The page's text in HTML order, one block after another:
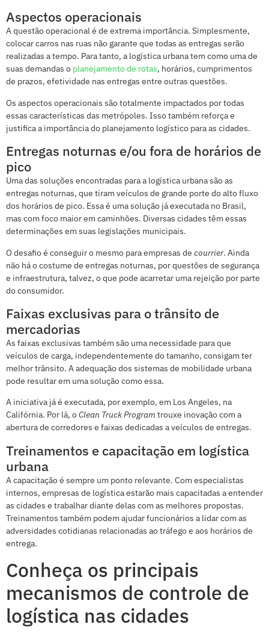
Aspectos operacionais
A questão operacional é de extrema importância. Simplesmente,
colocar carros nas ruas não garante que todas as entregas serão
realizadas a tempo. Para tanto, a logística urbana tem como uma de
suas demandas o planejamento de rotas, horários, cumprimentos
de prazos, efetividade nas entregas entre outras questões.
Os aspectos operacionais são totalmente impactados por todas
essas características das metrópoles. Isso também reforça e
justifica a importância do planejamento logístico para as cidades.
Entregas noturnas e/ou fora de horários de
pico
Uma das soluções encontradas para a logística urbana são as
entregas noturnas, que tiram veículos de grande porte do alto fluxo
dos horários de pico. Essa é uma solução já executada no Brasil,
mas com foco maior em caminhões. Diversas cidades têm essas
determinações em suas legislações municipais.
O desafio é conseguir o mesmo para empresas de courrier. Ainda
não há o costume de entregas noturnas, por questões de segurança
e infraestrutura, talvez, o que pode acarretar uma rejeição por parte
do consumidor.
Faixas exclusivas para o trânsito de
mercadorias
As faixas exclusivas também são uma necessidade para que
veículos de carga, independentemente do tamanho, consigam ter
melhor trânsito. A adequação dos sistemas de mobilidade urbana
pode resultar em uma solução como essa.
A iniciativa já é executada, por exemplo, em Los Angeles, na
Califórnia. Por lá, oClean TruckProgram trouxe inovação com a
abertura de corredores e faixas dedicadas a veículos de entregas.
Treinamentos e capacitação em logística
urbana
A capacitação é sempre um ponto relevante. Com especialistas
internos, empresas de logística estarão mais capacitadas a entender
as cidades e trabalhar diante delas com as melhores propostas.
Treinamentos também podem ajudar funcionários a lidar com as
adversidades cotidianas relacionadas ao tráfego e aos horários de
entrega.
Conheça os principais
mecanismos de controle de
logística nas cidades